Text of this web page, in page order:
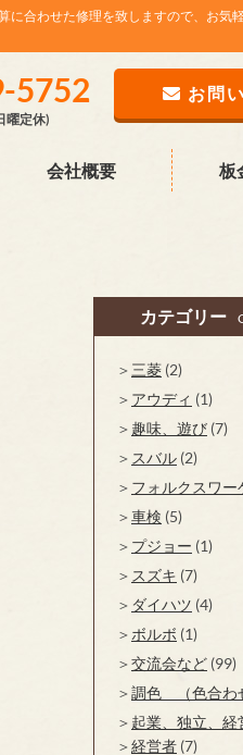
に合わせた修理を致しますので、お気
5752
定休)
お問
会社概要 板
カテゴリー
三菱 (2)
アウディ (1)
趣味、遊び (7)
スバル (2)
フォルクスワー
車検 (5)
プジョー (1)
スズキ (7)
ダイハツ (4)
ボルボ (1)
交流会など (99)
調色 （色合わ
起業、独立、経
経営者 (7)